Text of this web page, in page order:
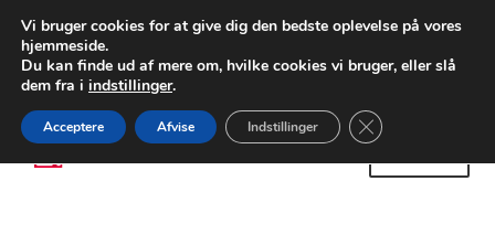
LEVERING fra 55 kr.
FEDEX verdensomspændende forsendelse
80 82 72 02
Spring
til
Spring
til
Vi bruger cookies for at give dig den bedste oplevelse på vores
hjemmeside.
Du kan finde ud af mere om, hvilke cookies vi bruger, eller slå
dem fra i indstillinger.
Acceptere Afvise Indstillinger Close GDPR